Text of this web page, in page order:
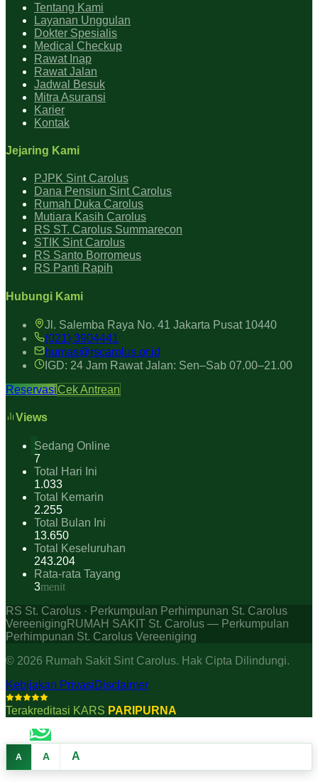
Tentang Kami
Layanan Unggulan
Dokter Spesialis
Medical Checkup
Rawat Inap
Rawat Jalan
Jadwal Besuk
Mitra Asuransi
Karier
Kontak
Jejaring Kami
PJPK Sint Carolus
Dana Pensiun Sint Carolus
Rumah Duka Carolus
Mutiara Kasih Carolus
RS ST. Carolus Summarecon
STIK Sint Carolus
RS Santo Borromeus
RS Panti Rapih
Hubungi Kami
Jl. Salemba Raya No. 41 Jakarta Pusat 10440
(021) 3904441
humas@rscarolus.or.id
IGD: 24 Jam Rawat Jalan: Sen–Sab 07.00–21.00
ReservasiCek Antrean
Views
Sedang Online
7
Total Hari Ini
1.033
Total Kemarin
2.255
Total Bulan Ini
13.650
Total Keseluruhan
243.204
Rata-rata Tayang
3menit
RS St. Carolus · Perkumpulan Perhimpunan St. Carolus
Vereeniging RUMAH SAKIT St. Carolus — Perkumpulan
Perhimpunan St. Carolus Vereeniging
© 2026 Rumah Sakit Sint Carolus. Hak Cipta Dilindungi.
Kebijakan PrivasiDisclaimer
Terakreditasi KARS PARIPURNA
A A A